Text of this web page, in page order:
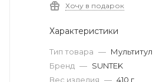
Хочу в подарок
Характеристики
Тип товара — Мультитул
Бренд — SUNTEK
Вес изделия — 410 г